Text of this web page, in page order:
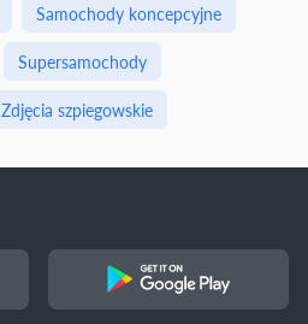
Samochody koncepcyjne
Supersamochody
Zdjęcia szpiegowskie